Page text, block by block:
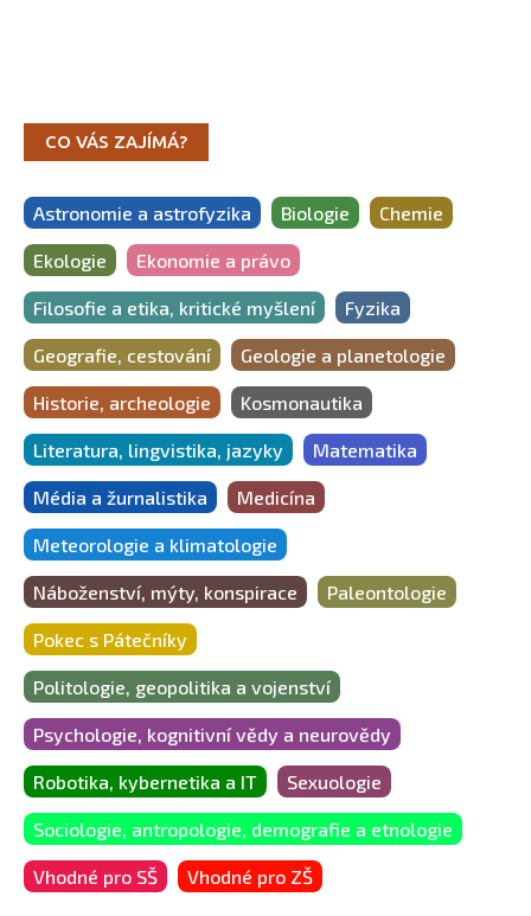
CO VÁS ZAJÍMÁ?
Astronomie a astrofyzika Biologie Chemie
Ekologie Ekonomie a právo
Filosofie a etika, kritické myšlení Fyzika
Geografie, cestování Geologie a planetologie
Historie, archeologie Kosmonautika
Literatura, lingvistika, jazyky Matematika
Média a žurnalistika Medicína
Meteorologie a klimatologie
Náboženství, mýty, konspirace Paleontologie
Pokec s Pátečníky
Politologie, geopolitika a vojenství
Psychologie, kognitivní vědy a neurovědy
Robotika, kybernetika a IT Sexuologie
Sociologie, antropologie, demografie a etnologie
Vhodné pro SŠ Vhodné pro ZŠ